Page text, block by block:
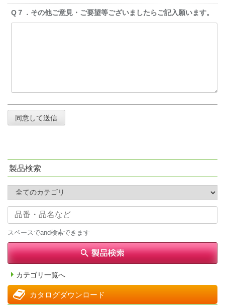
Q７．その他ご意見・ご要望等ございましたらご記入願います。
製品検索
スペースでand検索できます
カテゴリ一覧へ
カタログダウンロード